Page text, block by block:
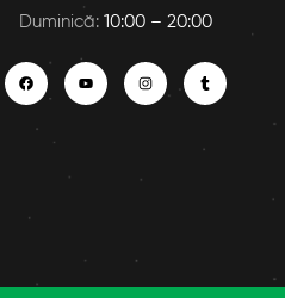
Duminică: 10:00 – 20:00